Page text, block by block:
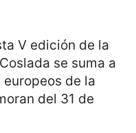
V edición de la
se suma a
de la
del 31 de